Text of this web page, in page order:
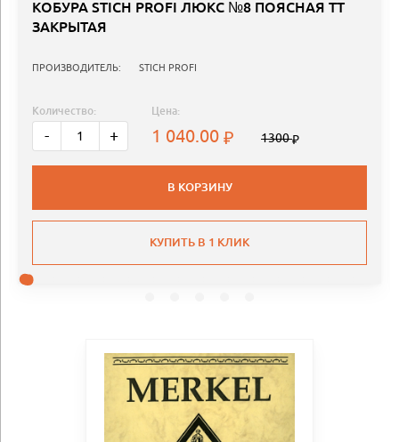
КОБУРА STICH PROFI ЛЮКС №8 ПОЯСНАЯ ТТ
ЗАКРЫТАЯ
ПРОИЗВОДИТЕЛЬ: STICH PROFI
Количество:
- +
Цена:
1 040.00 1300
В КОРЗИНУ
КУПИТЬ В 1 КЛИК